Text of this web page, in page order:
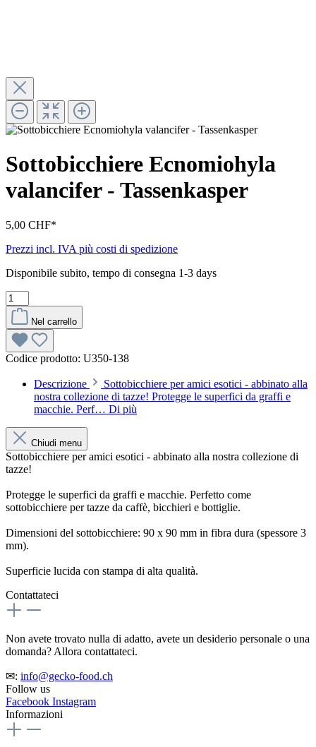
Sottobicchiere Ecnomiohyla
valancifer - Tassenkasper
5,00 CHF*
Prezzi incl. IVA più costi di spedizione
Disponibile subito, tempo di consegna 1-3 days
Nel carrello
Codice prodotto: U350-138
Descrizione
Sottobicchiere per amici esotici - abbinato alla
nostra collezione di tazze! Protegge le superfici da graffi e
macchie. Perf… Di più
Chiudi menu
Sottobicchiere per amici esotici - abbinato alla nostra collezione di
tazze!
Protegge le superfici da graffi e macchie. Perfetto come
sottobicchiere per tazze da caffè, bicchieri e bottiglie.
Dimensioni del sottobicchiere: 90 x 90 mm in fibra dura (spessore 3
mm).
Superficie lucida con stampa di alta qualità.
Contattateci
Non avete trovato nulla di adatto, avete un desiderio personale o una
domanda? Allora contattateci.
✉: info@gecko-food.ch
Follow us
Facebook Instagram
Informazioni